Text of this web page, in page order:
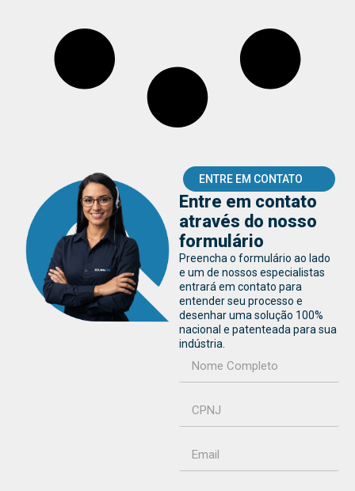
ENTRE EM CONTATO
Entre em contato
através do nosso
formulário
Preencha o formulário ao lado
e um de nossos especialistas
entrará em contato para
entender seu processo e
desenhar uma solução 100%
nacional e patenteada para sua
indústria.